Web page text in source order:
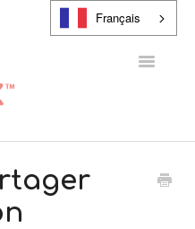
Français
Toggle